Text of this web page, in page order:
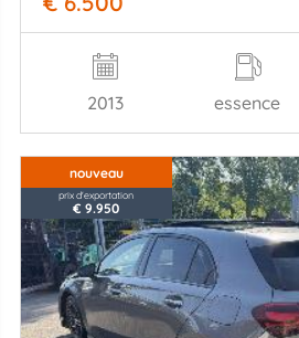
2013 essence
nouveau
prix d'exportation
€ 9.950